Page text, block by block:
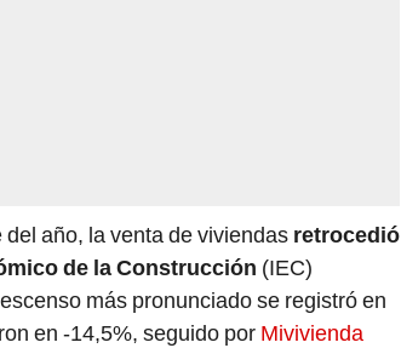
año, la venta de viviendas retrocedió
de la Construcción (IEC)
más pronunciado se registró en
en -14,5%, seguido por Mivivienda